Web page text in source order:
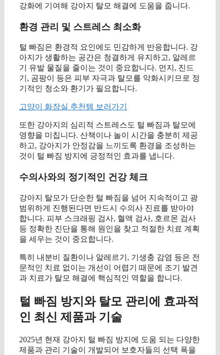
강화에 기여해 강아지 탈모 해결에 도움을 줍니다.
환경 관리 및 스트레스 최소화
털 빠짐은 환경적 요인에도 민감하게 반응합니다. 강
아지가 생활하는 공간은 청결하게 유지하고, 알레르
기 유발 물질을 줄이는 것이 중요합니다. 먼지, 진드
기, 곰팡이 등은 피부 자극과 탈모를 악화시키므로 정
기적인 청소와 환기가 필요합니다.
고양이 화장실 추천템 보러가기
또한 강아지의 심리적 스트레스도 털 빠짐과 탈모에
영향을 미칩니다. 산책이나 놀이 시간을 충분히 제공
하고, 강아지가 안정감을 느끼도록 환경을 조성하는
것이 털 빠짐 방지에 긍정적인 효과를 냅니다.
수의사와의 정기적인 건강 체크
강아지 탈모가 단순한 털 빠짐을 넘어 지속적이고 광
범위하게 진행된다면 반드시 수의사 진료를 받아야
합니다. 피부 스크래핑 검사, 혈액 검사, 호르몬 검사
등 정확한 진단을 통해 원인을 찾고 적절한 치료 계획
을 세우는 것이 중요합니다.
특히 내분비 질환이나 알레르기, 기생충 감염 등은 전
문적인 치료 없이는 개선이 어렵기 때문에 조기 발견
과 치료가 탈모 해결에 핵심적인 역할을 합니다.
털 빠짐 방지와 탈모 관리에 효과적
인 최신 제품과 기술
2025년 현재 강아지 털 빠짐 방지에 도움 되는 다양한
제품과 관리 기술이 개발되어 보호자들의 선택 폭을